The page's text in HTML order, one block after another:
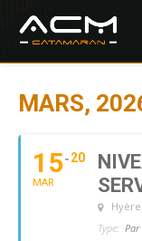
MARS,
15
MAR
20
Type: Par